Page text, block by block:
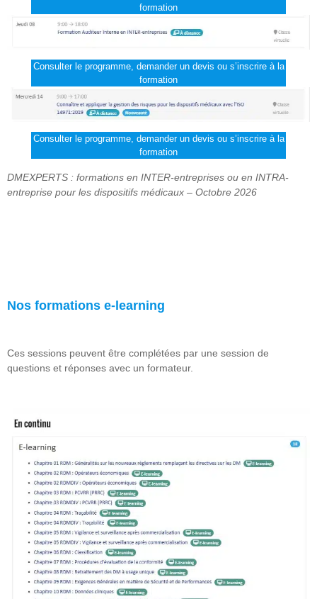
formation
Consulter le programme, demander un devis ou s’inscrire à la
formation
Consulter le programme, demander un devis ou s’inscrire à la
formation
DMEXPERTS : formations en INTER-entreprises ou en INTRA-
entreprise pour les dispositifs médicaux – Octobre 2026
Nos formations e-learning
Ces sessions peuvent être complétées par une session de
questions et réponses avec un formateur.